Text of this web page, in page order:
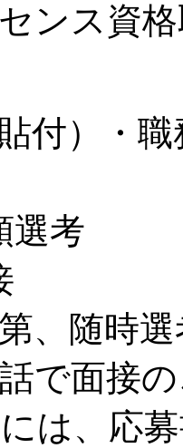
ンス資
付）・
選考
、随時
で面接
は、応